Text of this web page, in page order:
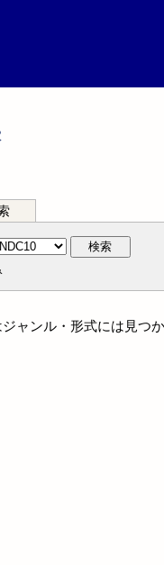
検索
ャンル・形式には見つ